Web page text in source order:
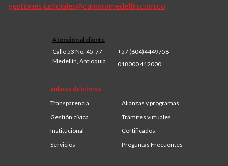
gestiones.judiciales@camaramedellin.com.co
Atención al cliente
Calle 53 No. 45-77
Medellín, Antioquia
+57 (604)4449758
018000 412000
Enlaces de interés
Transparencia
Alianzas y programas
Gestión cívica
Trámites virtuales
Institucional
Certificados
Servicios
Preguntas Frecuentes